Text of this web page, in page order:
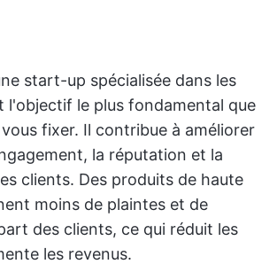
start-up spécialisée dans les
l'objectif le plus fondamental que
fixer. Il contribue à améliorer
la réputation et la
clients. Des produits de haute
moins de plaintes et de
des clients, ce qui réduit les
les revenus.